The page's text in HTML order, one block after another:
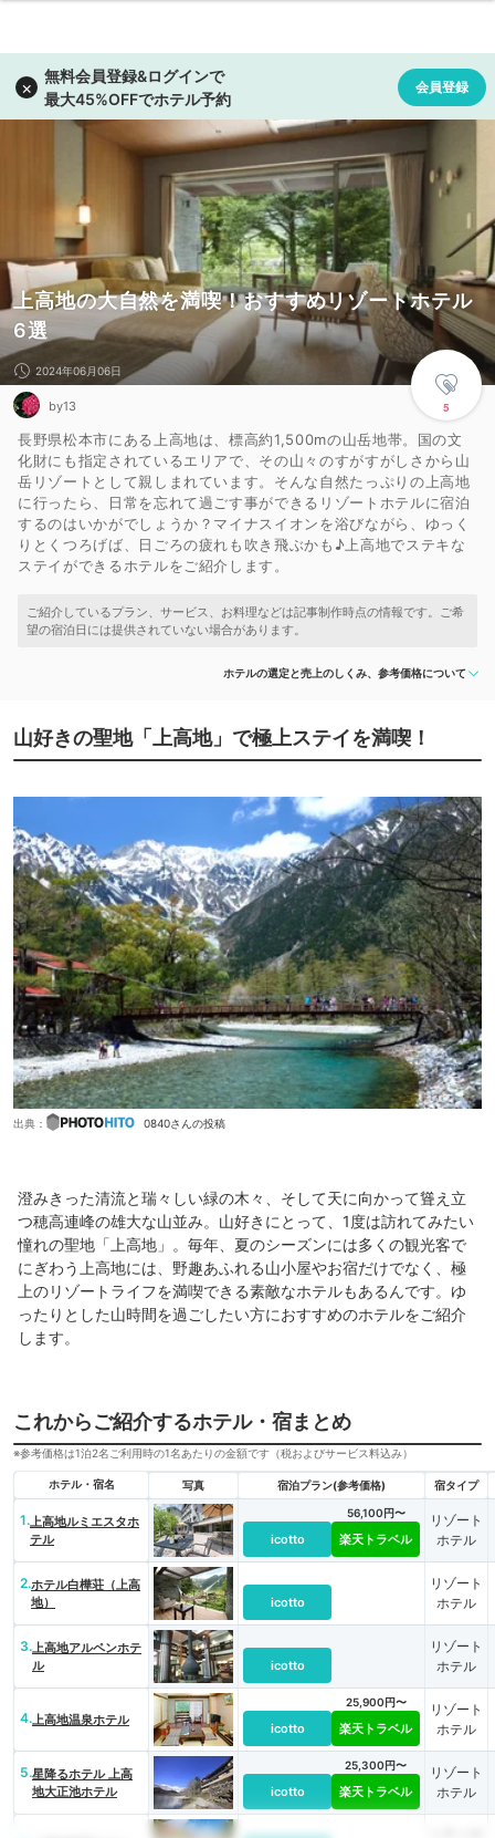
上高地の大自然を満喫！おすすめリゾートホテル
6選
5
2024年06月06日
by13
長野県松本市にある上高地は、標高約1,500mの山岳地帯。国の文
化財にも指定されているエリアで、その山々のすがすがしさから山
岳リゾートとして親しまれています。そんな自然たっぷりの上高地
に行ったら、日常を忘れて過ごす事ができるリゾートホテルに宿泊
するのはいかがでしょうか？マイナスイオンを浴びながら、ゆっく
りとくつろげば、日ごろの疲れも吹き飛ぶかも♪上高地でステキな
ステイができるホテルをご紹介します。
ホテルの選定と売上のしくみ、参考価格について
山好きの聖地「上高地」で極上ステイを満喫！
出典： 0840さんの投稿
澄みきった清流と瑞々しい緑の木々、そして天に向かって聳え立
つ穂高連峰の雄大な山並み。山好きにとって、1度は訪れてみたい
憧れの聖地「上高地」。毎年、夏のシーズンには多くの観光客で
にぎわう上高地には、野趣あふれる山小屋やお宿だけでなく、極
上のリゾートライフを満喫できる素敵なホテルもあるんです。ゆ
ったりとした山時間を過ごしたい方におすすめのホテルをご紹介
します。
これからご紹介するホテル・宿まとめ
※参考価格は1泊2名ご利用時の1名あたりの金額です（税およびサービス料込み）
ホテル・宿名 写真 宿泊プラン(参考価格) 宿タイプ
1.上高地ルミエスタホ
テル
icotto
56,100円〜
楽天トラベル
リゾート
ホテル
2.ホテル白樺荘（上高
地）
icotto
リゾート
ホテル
3.上高地アルペンホテ
ル
icotto
リゾート
ホテル
4.上高地温泉ホテル
icotto
25,900円〜
楽天トラベル
リゾート
ホテル
5.星降るホテル 上高
地大正池ホテル
icotto
25,300円〜
楽天トラベル
リゾート
ホテル